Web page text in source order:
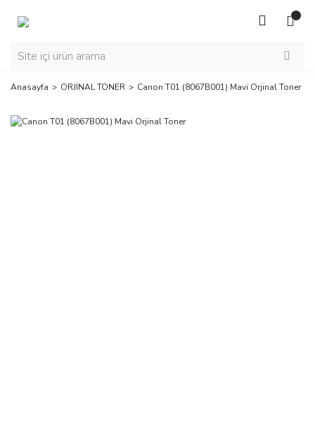
Anasayfa ORJİNAL TONER Canon T01 (8067B001) Mavi Orjinal Toner